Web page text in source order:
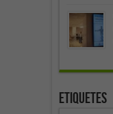
Etiquetes